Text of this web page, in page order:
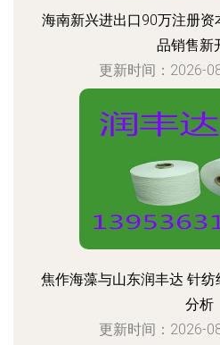
海南新兴进出口90万注册
品销售新
更新时间：2026-
焦作海藻与山东润丰达 针
分析
更新时间：2026-